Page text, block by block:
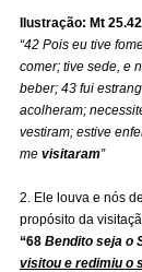
Ilustração: Mt
“42 Pois eu tive
comer; tive sede, e
beber; 43 fui
acolheram;
vestiram; estive
me visitaram”
2. Ele louva e nós
propósito da
“68 Bendito seja o
visitou e redimiu o